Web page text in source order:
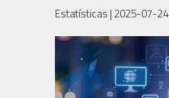
Estatísticas | 2025-07-24